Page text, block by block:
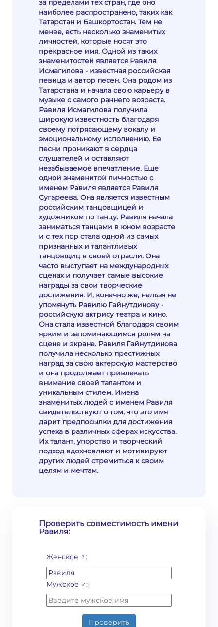
за пределами тех стран, где оно
наиболее распространено, таких как
Татарстан и Башкортостан. Тем не
менее, есть несколько знаменитых
личностей, которые носят это
прекрасное имя. Одной из таких
знаменитостей является Равиля
Исмагилова - известная российская
певица и автор песен. Она родом из
Татарстана и начала свою карьеру в
музыке с самого раннего возраста.
Равиля Исмагилова получила
широкую известность благодаря
своему потрясающему вокалу и
эмоциональному исполнению. Ее
песни проникают в сердца
слушателей и оставляют
незабываемое впечатление. Еще
одной знаменитой личностью с
именем Равиля является Равиля
Сугареева. Она является известным
российским танцовщицей и
художником по танцу. Равиля начала
заниматься танцами в юном возрасте
и с тех пор стала одной из самых
признанных и талантливых
танцовщиц в своей отрасли. Она
часто выступает на международных
сценах и получает самые высокие
награды за свои творческие
достижения. И, конечно же, нельзя не
упомянуть Равилю Гайнутдинову -
российскую актрису театра и кино.
Она стала известной благодаря своим
ярким и запоминающимся ролям на
сцене и экране. Равиля Гайнутдинова
получила несколько престижных
наград за свою актерскую мастерство
и она продолжает привлекать
внимание своей талантом и
уникальным стилем. Имена
знаменитых людей с именем Равиля
свидетельствуют о том, что это имя
дарит предпосылки для достижения
успеха в различных сферах искусства.
Их талант, упорство и творческий
подход вдохновляют и мотивируют
других людей стремиться к своим
целям и мечтам.
Проверить совместимость имени
Равиля:
Женское ♀:
Мужское ♂:
Проверить